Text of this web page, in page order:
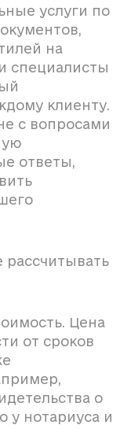
услуги по
на
специалисты
клиенту.
с вопросами
ответы,
Цена
от сроков
о
у нотариуса и